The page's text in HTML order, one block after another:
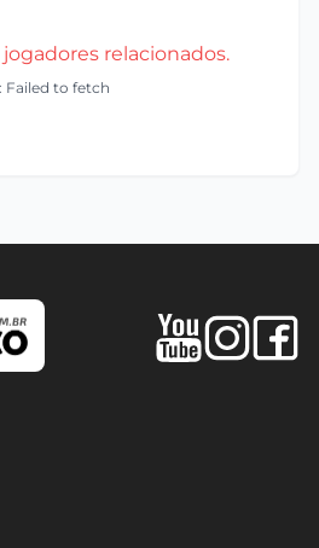
relacionados.
Failed to fetch